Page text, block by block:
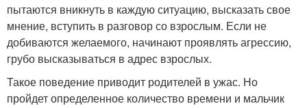
пытаются вникнуть в каждую ситуацию, высказать свое
мнение, вступить в разговор со взрослым. Если не
добиваются желаемого, начинают проявлять агрессию,
грубо высказываться в адрес взрослых.
Такое поведение приводит родителей в ужас. Но
пройдет определенное количество времени и мальчик